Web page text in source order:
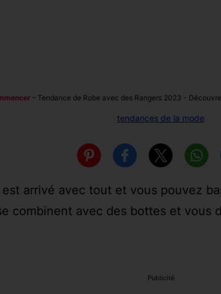
– Tendance de Robe avec des Rangers 2023 -
tendances de la mode
est arrivé avec tout et vous pouvez
combinent avec des bottes et
Publicité